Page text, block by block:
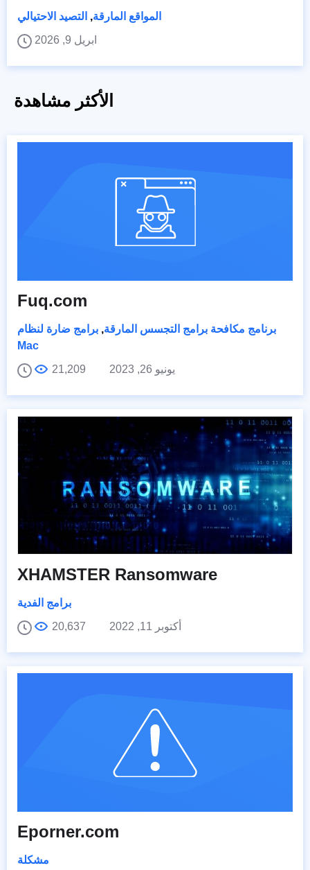
المواقع المارقة, التصيد الاحتيالي
ابريل 9, 2026
الأكثر مشاهدة
Fuq.com
برنامج مكافحة برامج التجسس المارقة, برامج ضارة لنظام
Mac
يونيو 26, 2023
21,209
XHAMSTER Ransomware
برامج الفدية
أكتوبر 11, 2022
20,637
Eporner.com
مشكلة